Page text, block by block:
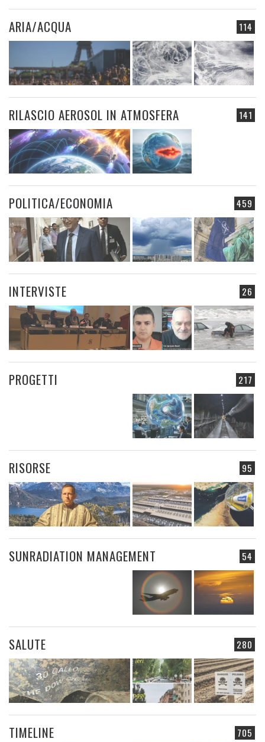
114
ARIA/ACQUA
141
RILASCIO AEROSOL IN ATMOSFERA
459
POLITICA/ECONOMIA
26
INTERVISTE
217
PROGETTI
95
RISORSE
54
SUNRADIATION MANAGEMENT
280
SALUTE
705
TIMELINE